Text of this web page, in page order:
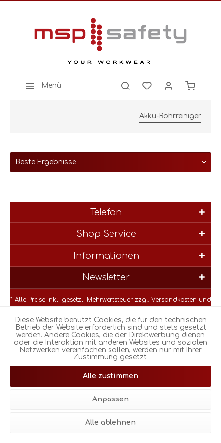
Menü
Akku-Rohrreiniger
Telefon
Shop Service
Informationen
Newsletter
* Alle Preise inkl. gesetzl. Mehrwertsteuer zzgl. Versandkosten und
© Realisiert mit Shopware |Theme atmos by Zenit Design
Diese Website benutzt Cookies, die für den technischen
Betrieb der Website erforderlich sind und stets gesetzt
werden. Andere Cookies, die der Direktwerbung dienen
oder die Interaktion mit anderen Websites und sozialen
Netzwerken vereinfachen sollen, werden nur mit Ihrer
Zustimmung gesetzt.